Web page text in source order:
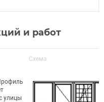
и работ
Схема
улицы